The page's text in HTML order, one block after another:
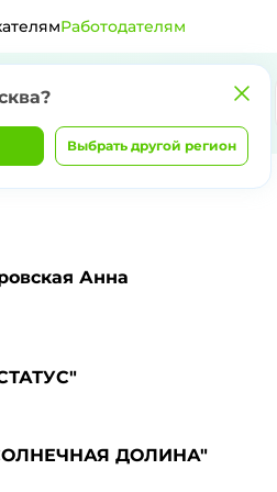
Выбрать другой регион
Работодателям
Анна
ДОЛИНА"